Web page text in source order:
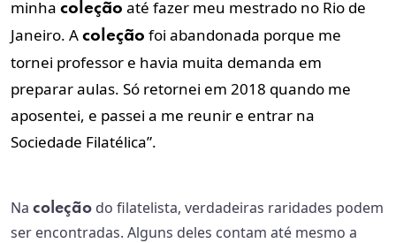
minha coleção até fazer meu mestrado no Rio de
Janeiro. A coleção foi abandonada porque me
tornei professor e havia muita demanda em
preparar aulas. Só retornei em 2018 quando me
aposentei, e passei a me reunir e entrar na
Sociedade Filatélica”.
Na coleção do filatelista, verdadeiras raridades podem
ser encontradas. Alguns deles contam até mesmo a